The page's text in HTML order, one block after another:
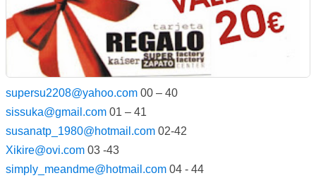
supersu2208@yahoo.com 00 – 40
sissuka@gmail.com 01 – 41
susanatp_1980@hotmail.com 02-42
Xikire@ovi.com 03 -43
simply_meandme@hotmail.com 04 - 44